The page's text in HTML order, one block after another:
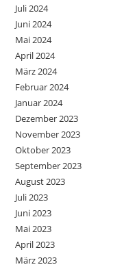
Juli 2024
Juni 2024
Mai 2024
April 2024
März 2024
Februar 2024
Januar 2024
Dezember 2023
November 2023
Oktober 2023
September 2023
August 2023
Juli 2023
Juni 2023
Mai 2023
April 2023
März 2023